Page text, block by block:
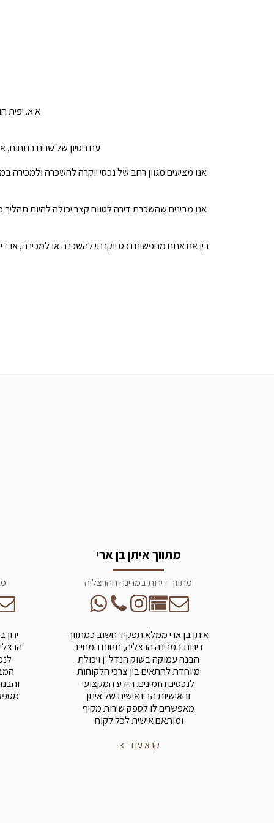
א.א. יפית
עם ניסיון של שנים
אנו מציעים מגוון רחב של נכסי יוקרה להשכרה ולמכירה
אנו מבינים שהשכרת דירה לטווח קצר יכולה להיות
בין אם אתם מחפשים נכס יוקרתי להשכרה או למכירה, או
מתווך איתן בן ארי
מתווך דירות במרינה ההרצליה
איתן בן ארי ממלא תפקיד חשוב כמתווך
דירות במרינה הרצליה, תחום המחייב
הבנה עמוקה בשוק הנדל"ן ויכולת
מיוחדת להתאים בין צרכי הלקוחות
לנכסים הזמינים. הידע המקצועי
והאישיות הבינאישית של איתן
מאפשרים לו לספק שירות מקיף
ומותאם אישית לכל לקוח.
קרא עוד